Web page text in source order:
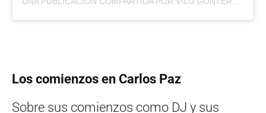
Los comienzos en Carlos Paz
Sobre sus comienzos como DJ y sus